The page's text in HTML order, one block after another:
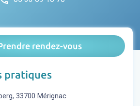
rendez-vous
pratiques
33700 Mérignac